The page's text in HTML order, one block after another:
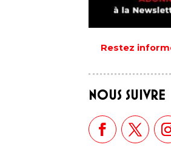
Restez
NOUS SUIVRE